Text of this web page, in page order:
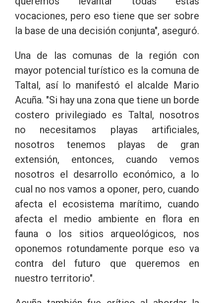
vocaciones, pero eso tiene que ser sobre
la base de una decisión conjunta", aseguró.
Una de las comunas de la región con
mayor potencial turístico es la comuna de
Taltal, así lo manifestó el alcalde Mario
Acuña. "Si hay una zona que tiene un borde
costero privilegiado es Taltal, nosotros
no necesitamos playas artificiales,
nosotros tenemos playas de gran
extensión, entonces, cuando vemos
nosotros el desarrollo económico, a lo
cual no nos vamos a oponer, pero, cuando
afecta el ecosistema marítimo, cuando
afecta el medio ambiente en flora en
fauna o los sitios arqueológicos, nos
oponemos rotundamente porque eso va
contra del futuro que queremos en
nuestro territorio".